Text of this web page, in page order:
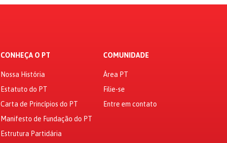
CONHEÇA O PT
Nossa História
Estatuto do PT
Carta de Princípios do PT
Manifesto de Fundação do PT
Estrutura Partidária
COMUNIDADE
Área PT
Filie-se
Entre em contato